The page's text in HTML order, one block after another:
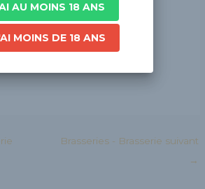
COMPANY
Brasseries - Brasserie suivant
→
AU MOINS 18 ANS
MOINS DE 18 ANS